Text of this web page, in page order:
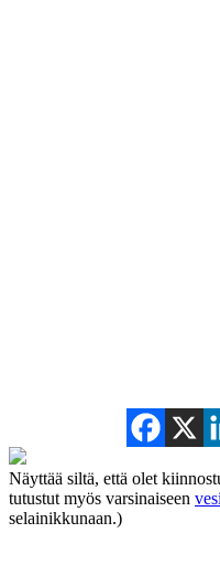
Näyttää siltä, että olet
tutustut myös varsinaiseen
selainikkunaan.)